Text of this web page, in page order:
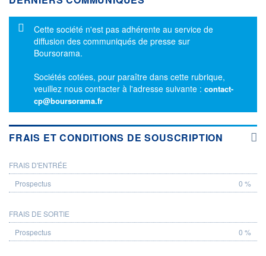
Message d'information
Cette société n'est pas adhérente au service de
diffusion des communiqués de presse sur
Boursorama.
Sociétés cotées, pour paraître dans cette rubrique,
veuillez nous contacter à l'adresse suivante : contact-
cp@boursorama.fr
FRAIS ET CONDITIONS DE SOUSCRIPTION
PROSPECTUS
FRAIS D'ENTRÉE
0 %
FRAIS DE SORTIE
0 %